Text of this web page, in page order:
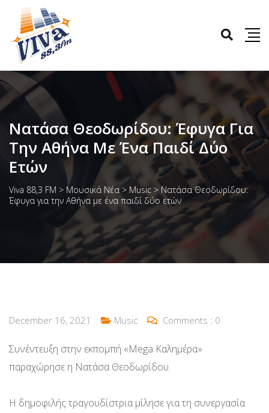
Νατάσα Θεοδωρίδου: Έφυγα Για
Την Αθήνα Με Ένα Παιδί Δύο
Ετών
Viva 88,3 FM > Μουσικά Νέα > Music > Νατάσα Θεοδωρίδου:
Έφυγα για την Αθήνα με ένα παιδί δύο ετών
December 16, 2021 Music Comments : 0
Συνέντευξη στην εκπομπή «Mega Καλημέρα»
παραχώρησε η Νατάσα Θεοδωρίδου.
Η δημοφιλής τραγουδίστρια μίλησε για τη συνεργασία